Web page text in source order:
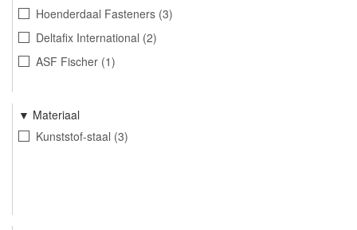
Hoenderdaal Fasteners 3
Deltafix International 2
ASF Fischer 1
Materiaal
Kunststof-staal 3